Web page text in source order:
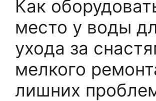
Как
место у воды
ухода за
мелкого
лишних